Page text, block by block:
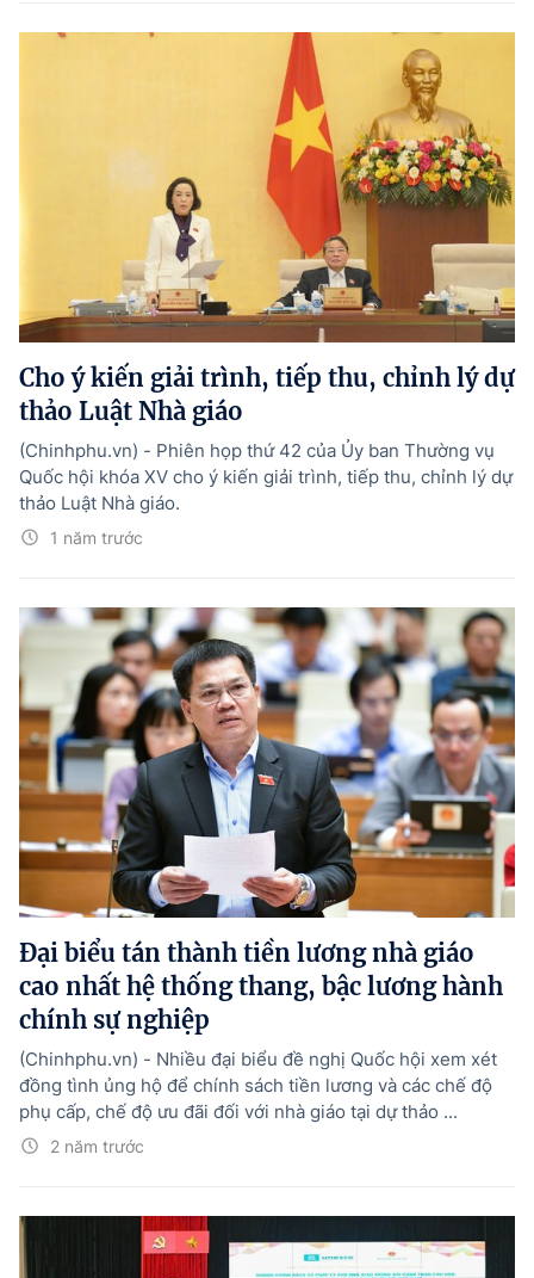
Cho ý kiến giải trình, tiếp thu, chỉnh lý dự
thảo Luật Nhà giáo
1 năm trước
(Chinhphu.vn) - Phiên họp thứ 42 của Ủy ban Thường vụ
Quốc hội khóa XV cho ý kiến giải trình, tiếp thu, chỉnh lý dự
thảo Luật Nhà giáo.
Đại biểu tán thành tiền lương nhà giáo
cao nhất hệ thống thang, bậc lương hành
chính sự nghiệp
2 năm trước
(Chinhphu.vn) - Nhiều đại biểu đề nghị Quốc hội xem xét
đồng tình ủng hộ để chính sách tiền lương và các chế độ
phụ cấp, chế độ ưu đãi đối với nhà giáo tại dự thảo ...